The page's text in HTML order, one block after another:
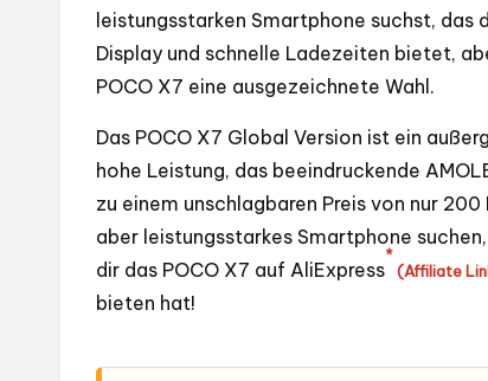
leistungsstarken Smartphone suchst,
Display und schnelle Ladezeiten bietet,
POCO X7 eine ausgezeichnete Wahl.
Das POCO X7 Global Version ist ein
hohe Leistung, das beeindruckende
zu einem unschlagbaren Preis von nur
aber leistungsstarkes Smartphone
dir das POCO X7 auf AliExpress
*
(Affiliate
bieten hat!